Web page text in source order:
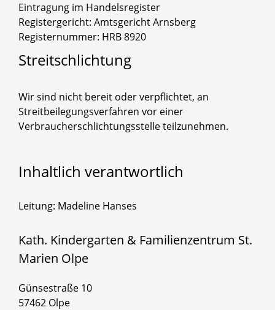
Eintragung im Handelsregister
Registergericht: Amtsgericht Arnsberg
Registernummer: HRB 8920
Streitschlichtung
Wir sind nicht bereit oder verpflichtet, an
Streitbeilegungsverfahren vor einer
Verbraucherschlichtungsstelle teilzunehmen.
Inhaltlich verantwortlich
Leitung: Madeline Hanses
Kath. Kindergarten & Familienzentrum St.
Marien Olpe
Günsestraße 10
57462 Olpe